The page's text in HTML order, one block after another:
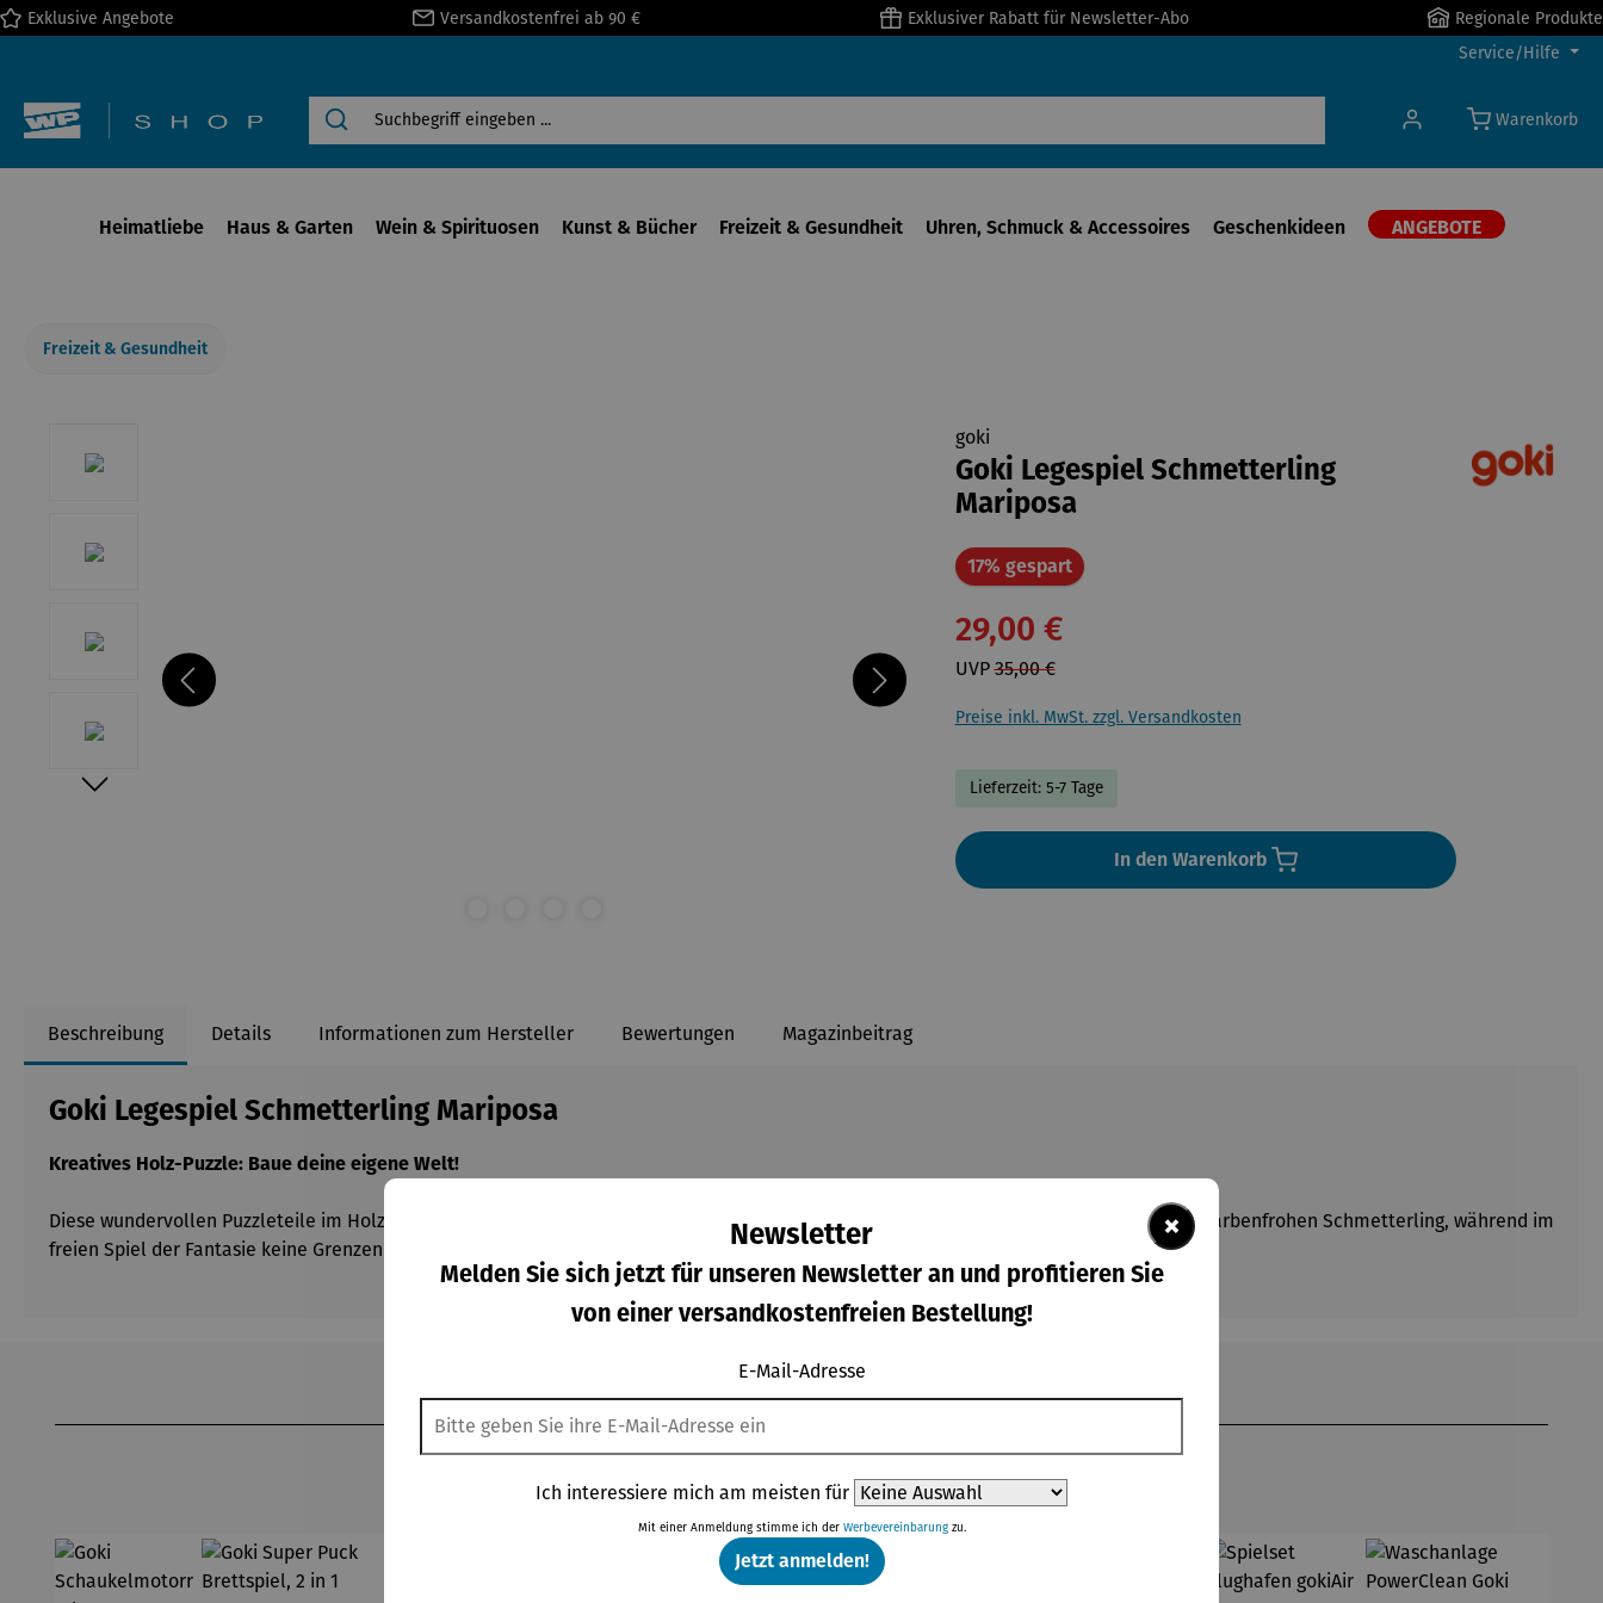
Zur Hauptnavigation springen
Exklusive Angebote Versandkostenfrei ab 90 € Exklusiver Rabatt für Newsletter-Abo
Regionale Produkte
Service/Hilfe
Warenkorb
Heimatliebe Haus & Garten Wein & Spirituosen Kunst & Bücher Freizeit & Gesundheit Uhren, Schmuck & Accessoires Geschenkideen ANGEBOTE
Freizeit & Gesundheit
goki
Goki Legespiel Schmetterling
Mariposa
17% gespartRabatt
29,00 €
UVP35,00 €
Preise inkl. MwSt. zzgl. Versandkosten
Lieferzeit: 5-7 Tage
In den Warenkorb
Beschreibung Details Informationen zum Hersteller Bewertungen Magazinbeitrag
Goki Legespiel Schmetterling Mariposa
Kreatives Holz-Puzzle: Baue deine eigene Welt!
Diese wundervollen Puzzleteile im Holzrahmen können auf unterschiedlichste Weise kombiniert werden. Im Rahmen ergeben sie einen farbenfrohen Schmetterling, während im
freien Spiel der Fantasie keine Grenzen gesetzt sind. Die 15 Teile bestehen aus hochwertigem Ahornholz und bieten eine griffige Haptik.
×
Newsletter
Melden Sie sich jetzt für unseren Newsletter an und profitieren Sie
von einer versandkostenfreien Bestellung!
E-Mail-Adresse
Ich interessiere mich am meisten für
Mit einer Anmeldung stimme ich der Werbevereinbarungzu.
Jetzt anmelden!